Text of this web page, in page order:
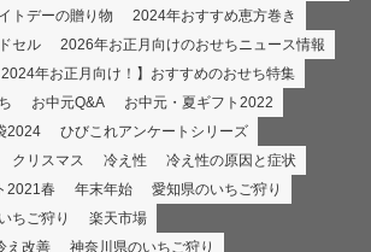
トデーの贈り物
2024年おすすめ恵方巻き
セル
2026年お正月向けのおせちニュース情報
2024年お正月向け！】おすすめのおせち特集
お中元Q&A
お中元・夏ギフト2022
2024
ひびこれアンケートシリーズ
クリスマス 冷え性
冷え性の原因と症状
2021春
年末年始
愛知県のいちご狩り
ちご狩り
楽天市場
え改善
神奈川県のいちご狩り